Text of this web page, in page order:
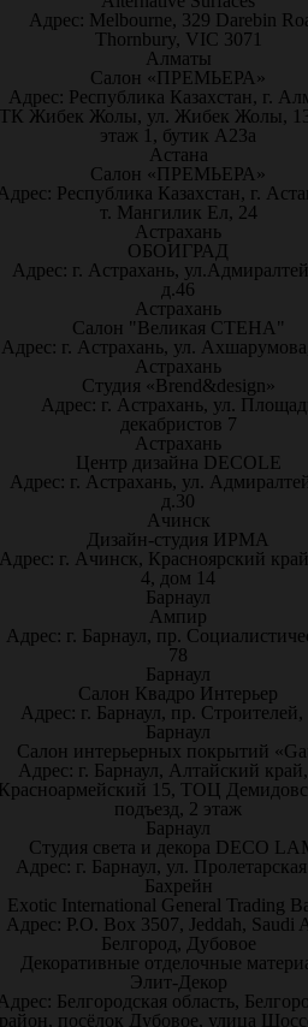
Адрес: Melbourne, 329 Darebin
Thornbury, VIC 3071
Алматы
Салон «ПРЕМЬЕРА»
Адрес: Республика Казахстан, г.
Жибек Жолы, ул. Жибек Жолы,
этаж 1, бутик А23а
Астана
Салон «ПРЕМЬЕРА»
Республика Казахстан, г.
т. Мангилик Ел, 24
Астрахань
ОБОИГРАД
Адрес: г. Астрахань,
д.46
Астрахань
Салон "Великая СТЕНА"
Адрес: г. Астрахань, ул.
Астрахань
Студия «Brend&design»
Адрес: г. Астрахань, ул.
декабристов 7
Астрахань
Центр дизайна DECOLE
Адрес: г. Астрахань, ул.
д.30
Ачинск
Дизайн-студия ИРМА
Адрес: г. Ачинск, Красноярский
4, дом 14
Барнаул
Ампир
Адрес: г. Барнаул, пр.
78
Барнаул
Салон Квадро Интерьер
Адрес: г. Барнаул, пр. Строителей,
Барнаул
Салон интерьерных покрытий
Адрес: г. Барнаул, Алтайский
15, ТОЦ
подъезд, 2 этаж
Барнаул
Студия света и декора DECO
Адрес: г. Барнаул, ул.
Бахрейн
Exotic International General Trading
Адрес: P.O. Box 3507, Jeddah, Saudi
Белгород, Дубовое
Декоративные отделочные
Элит-Декор
Белгородская область,
посёлок Дубовое, улица